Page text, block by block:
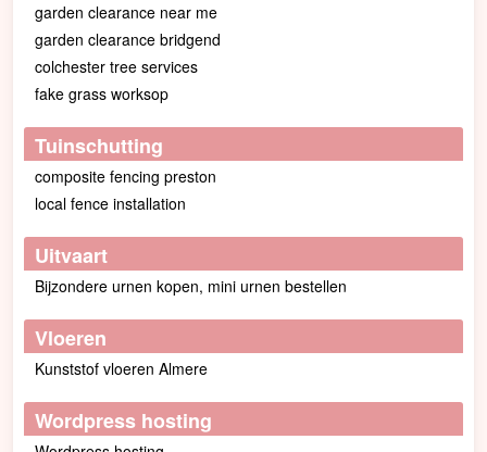
garden clearance near me
garden clearance bridgend
colchester tree services
fake grass worksop
Tuinschutting
composite fencing preston
local fence installation
Uitvaart
Bijzondere urnen kopen, mini urnen bestellen
Vloeren
Kunststof vloeren Almere
Wordpress hosting